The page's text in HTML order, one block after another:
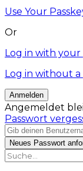
Use Your
Or
Log in with your
Log in without a
Angemeldet
Passwort